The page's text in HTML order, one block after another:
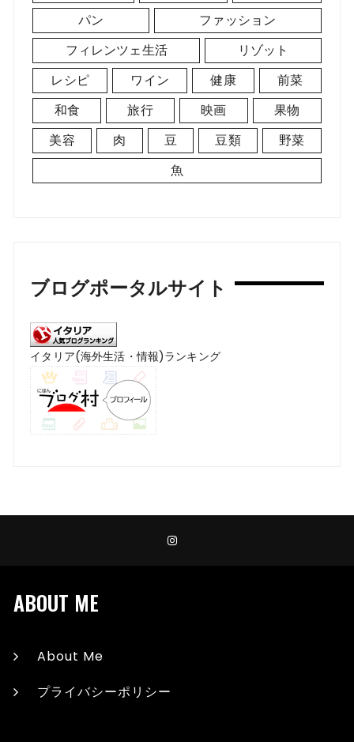
パン
ファッション
フィレンツェ生活
リゾット
レシピ
ワイン 健康
前菜
和食
旅行 映画
果物
美容
肉 豆 豆類
野菜
魚
ブログポータルサイト
イタリア(海外生活・情報)ランキング
ABOUT ME
About Me
プライバシーポリシー